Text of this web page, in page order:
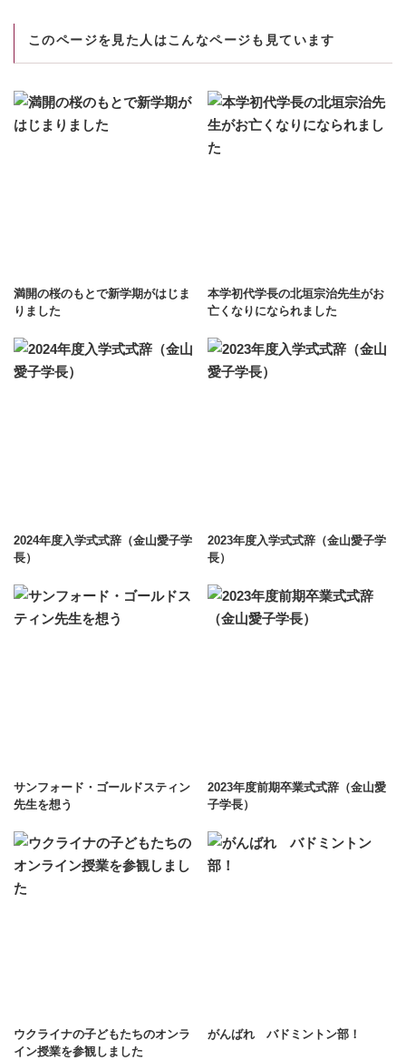
このページを見た人はこんなページも見ています
満開の桜のもとで新学期がはじま
りました
本学初代学長の北垣宗治先生がお
亡くなりになられました
2024年度入学式式辞（金山愛子学
長）
2023年度入学式式辞（金山愛子学
長）
サンフォード・ゴールドスティン
先生を想う
2023年度前期卒業式式辞（金山愛
子学長）
ウクライナの子どもたちのオンラ
イン授業を参観しました
がんばれ バドミントン部！